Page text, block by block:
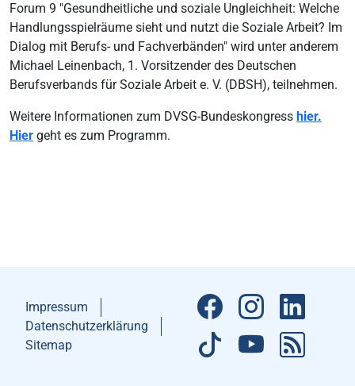
Forum 9 "Gesundheitliche und soziale Ungleichheit: Welche
Handlungsspielräume sieht und nutzt die Soziale Arbeit? Im
Dialog mit Berufs- und Fachverbänden" wird unter anderem
Michael Leinenbach, 1. Vorsitzender des Deutschen
Berufsverbands für Soziale Arbeit e. V. (DBSH), teilnehmen.
Weitere Informationen zum DVSG-Bundeskongress hier.
Hier geht es zum Programm.
Impressum
Datenschutzerklärung
Sitemap